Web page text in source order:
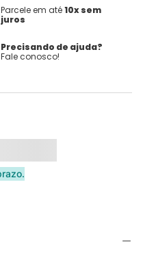
Parcele em até10x sem
juros
Precisando de ajuda?
Fale conosco!